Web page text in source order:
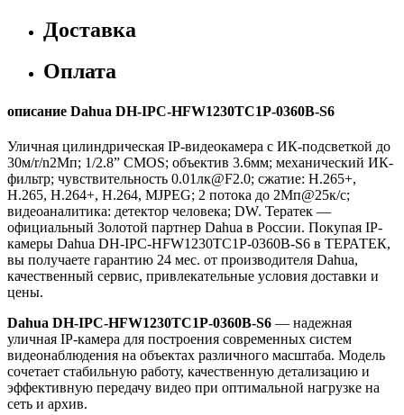
Доставка
Оплата
описание Dahua DH-IPC-HFW1230TC1P-0360B-S6
Уличная цилиндрическая IP-видеокамера с ИК-подсветкой до
30м/r/n2Мп; 1/2.8” CMOS; объектив 3.6мм; механический ИК-
фильтр; чувствительность 0.01лк@F2.0; сжатие: H.265+,
H.265, H.264+, H.264, MJPEG; 2 потока до 2Мп@25к/с;
видеоаналитика: детектор человека; DW. Тератек —
официальный Золотой партнер Dahua в России. Покупая IP-
камеры Dahua DH-IPC-HFW1230TC1P-0360B-S6 в ТЕРАТЕК,
вы получаете гарантию 24 мес. от производителя Dahua,
качественный сервис, привлекательные условия доставки и
цены.
Dahua DH-IPC-HFW1230TC1P-0360B-S6 — надежная
уличная IP-камера для построения современных систем
видеонаблюдения на объектах различного масштаба. Модель
сочетает стабильную работу, качественную детализацию и
эффективную передачу видео при оптимальной нагрузке на
сеть и архив.